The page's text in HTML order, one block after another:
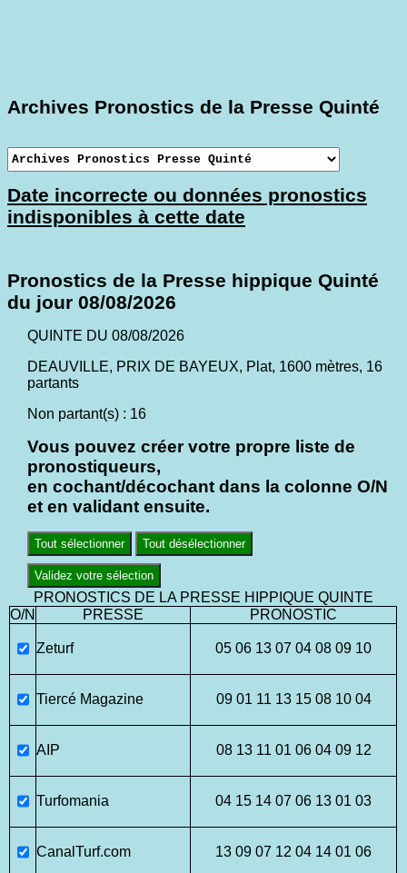
Archives Pronostics de la Presse Quinté
Date incorrecte ou données pronostics
indisponibles à cette date
Pronostics de la Presse hippique Quinté
du jour 08/08/2026
QUINTE DU 08/08/2026
DEAUVILLE, PRIX DE BAYEUX, Plat, 1600 mètres, 16
partants
Non partant(s) : 16
Vous pouvez créer votre propre liste de
pronostiqueurs,
en cochant/décochant dans la colonne O/N
et en validant ensuite.
Tout sélectionner Tout désélectionner
Validez votre sélection
PRONOSTICS DE LA PRESSE HIPPIQUE QUINTE
O/N
PRESSE PRONOSTIC
Zeturf 05 06 13 07 04 08 09 10
Tiercé Magazine 09 01 11 13 15 08 10 04
AIP 08 13 11 01 06 04 09 12
Turfomania 04 15 14 07 06 13 01 03
CanalTurf.com 13 09 07 12 04 14 01 06